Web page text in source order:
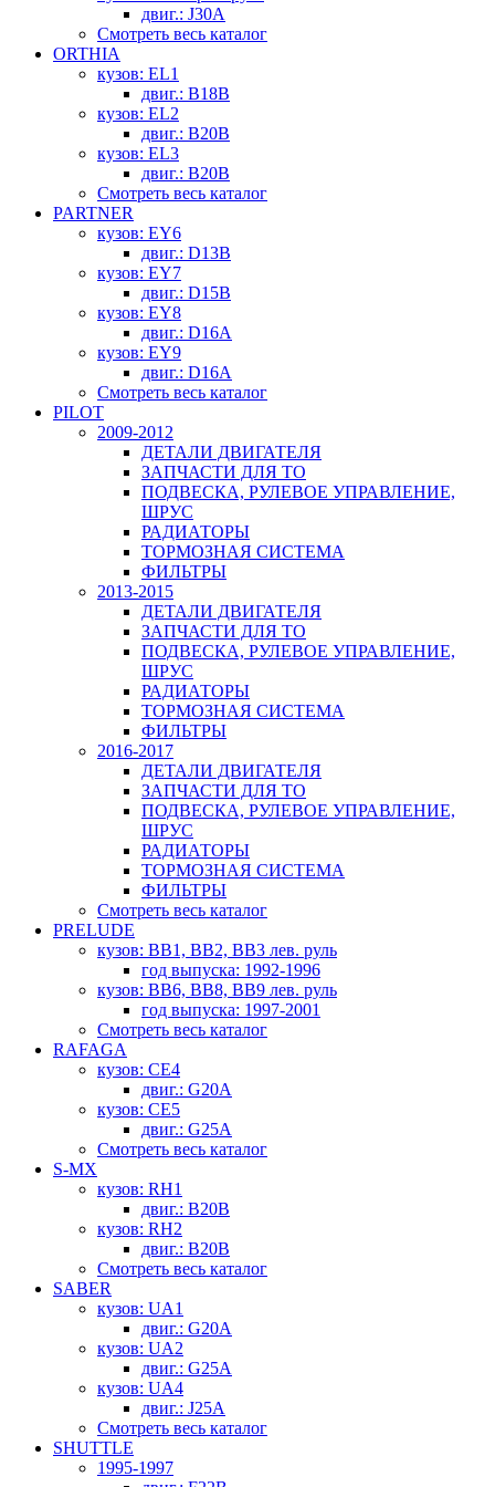
двиг.: J30A
Смотреть весь каталог
ORTHIA
кузов: EL1
двиг.: B18B
кузов: EL2
двиг.: B20B
кузов: EL3
двиг.: B20B
Смотреть весь каталог
PARTNER
кузов: EY6
двиг.: D13B
кузов: EY7
двиг.: D15B
кузов: EY8
двиг.: D16A
кузов: EY9
двиг.: D16A
Смотреть весь каталог
PILOT
2009-2012
ДЕТАЛИ ДВИГАТЕЛЯ
ЗАПЧАСТИ ДЛЯ ТО
ПОДВЕСКА, РУЛЕВОЕ УПРАВЛЕНИЕ,
ШРУС
РАДИАТОРЫ
ТОРМОЗНАЯ СИСТЕМА
ФИЛЬТРЫ
2013-2015
ДЕТАЛИ ДВИГАТЕЛЯ
ЗАПЧАСТИ ДЛЯ ТО
ПОДВЕСКА, РУЛЕВОЕ УПРАВЛЕНИЕ,
ШРУС
РАДИАТОРЫ
ТОРМОЗНАЯ СИСТЕМА
ФИЛЬТРЫ
2016-2017
ДЕТАЛИ ДВИГАТЕЛЯ
ЗАПЧАСТИ ДЛЯ ТО
ПОДВЕСКА, РУЛЕВОЕ УПРАВЛЕНИЕ,
ШРУС
РАДИАТОРЫ
ТОРМОЗНАЯ СИСТЕМА
ФИЛЬТРЫ
Смотреть весь каталог
PRELUDE
кузов: BB1, BB2, BB3 лев. руль
год выпуска: 1992-1996
кузов: BB6, BB8, BB9 лев. руль
год выпуска: 1997-2001
Смотреть весь каталог
RAFAGA
кузов: CE4
двиг.: G20A
кузов: CE5
двиг.: G25A
Смотреть весь каталог
S-MX
кузов: RH1
двиг.: B20B
кузов: RH2
двиг.: B20B
Смотреть весь каталог
SABER
кузов: UA1
двиг.: G20A
кузов: UA2
двиг.: G25A
кузов: UA4
двиг.: J25A
Смотреть весь каталог
SHUTTLE
1995-1997